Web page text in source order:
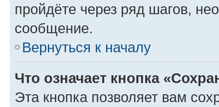
пройдёте через ряд шагов,
сообщение.
Вернуться к началу
Что означает кнопка
Эта кнопка позволяет вам